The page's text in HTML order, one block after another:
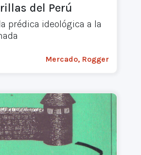
del Perú
prédica ideológica a la
Mercado, Rogger